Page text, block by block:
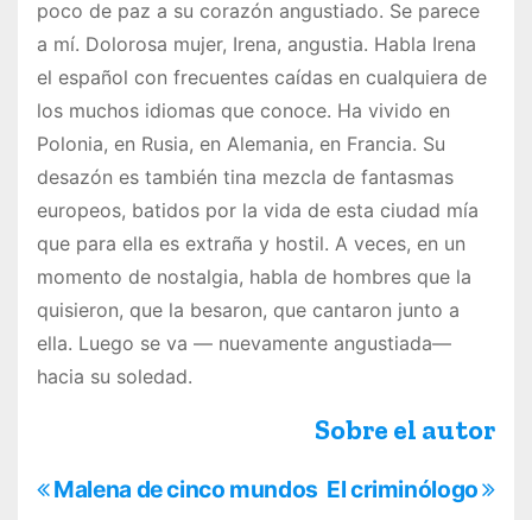
poco de paz a su corazón angustiado. Se parece
a mí. Dolorosa mujer, Irena, angustia. Habla Irena
el español con frecuentes caídas en cualquiera de
los muchos idiomas que conoce. Ha vivido en
Polonia, en Rusia, en Alemania, en Francia. Su
desazón es también tina mezcla de fantasmas
europeos, batidos por la vida de esta ciudad mía
que para ella es extraña y hostil. A veces, en un
momento de nostalgia, habla de hombres que la
quisieron, que la besaron, que cantaron junto a
ella. Luego se va — nuevamente angustiada—
hacia su soledad.
Sobre el autor
N
El criminólogo
Malena de cinco mundos